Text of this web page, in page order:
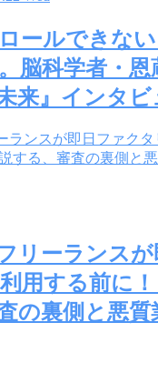
ールできな
脳科学者・恩
来』インタビ
リーランスが
用する前に
の裏側と悪質